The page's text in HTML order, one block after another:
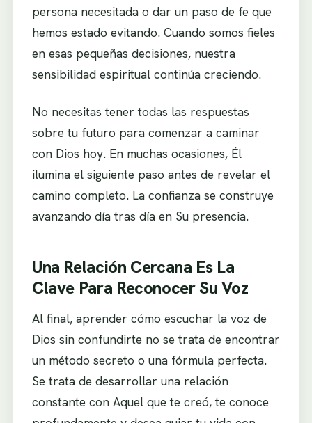
persona necesitada o dar un paso de fe que
hemos estado evitando. Cuando somos fieles
en esas pequeñas decisiones, nuestra
sensibilidad espiritual continúa creciendo.
No necesitas tener todas las respuestas
sobre tu futuro para comenzar a caminar
con Dios hoy. En muchas ocasiones, Él
ilumina el siguiente paso antes de revelar el
camino completo. La confianza se construye
avanzando día tras día en Su presencia.
Una Relación Cercana Es La
Clave Para Reconocer Su Voz
Al final, aprender cómo escuchar la voz de
Dios sin confundirte no se trata de encontrar
un método secreto o una fórmula perfecta.
Se trata de desarrollar una relación
constante con Aquel que te creó, te conoce